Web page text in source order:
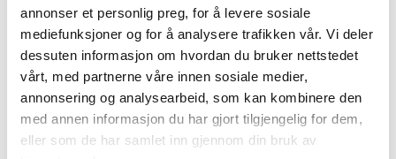
annonser et personlig preg, for å levere sosiale
mediefunksjoner og for å analysere trafikken vår. Vi deler
dessuten informasjon om hvordan du bruker nettstedet
vårt, med partnerne våre innen sosiale medier,
annonsering og analysearbeid, som kan kombinere den
med annen informasjon du har gjort tilgjengelig for dem,
eller som de har samlet inn gjennom din bruk av
ansvarliggjøring arbeidlivet arbeidslivet
arbeidsmiljø arbeidsrett arbeidstaker
bedriftsintern opplæring beste praksis